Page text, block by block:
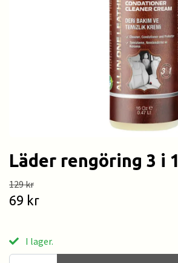
Läder rengöring 3 i 1
129 kr
69 kr
I lager.